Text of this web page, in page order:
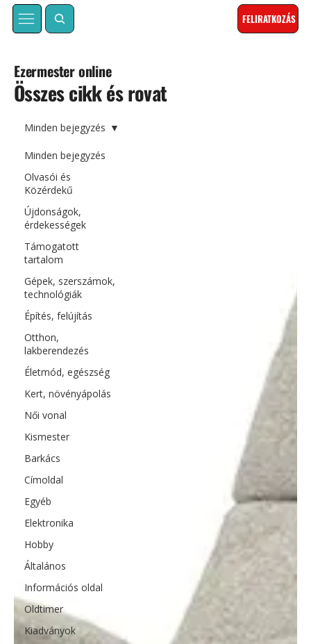
FELIRATKOZÁS
Összes cikk és rovat
Ezermester online
Minden bejegyzés
Olvasói és
Közérdekű
Újdonságok,
érdekességek
Támogatott
tartalom
Gépek, szerszámok,
technológiák
Építés, felújítás
Otthon,
lakberendezés
Életmód, egészség
Kert, növényápolás
Női vonal
Kismester
Barkács
Címoldal
Egyéb
Elektronika
Hobby
Általános
Információs oldal
Oldtimer
Kiadványok
Minden bejegyzés